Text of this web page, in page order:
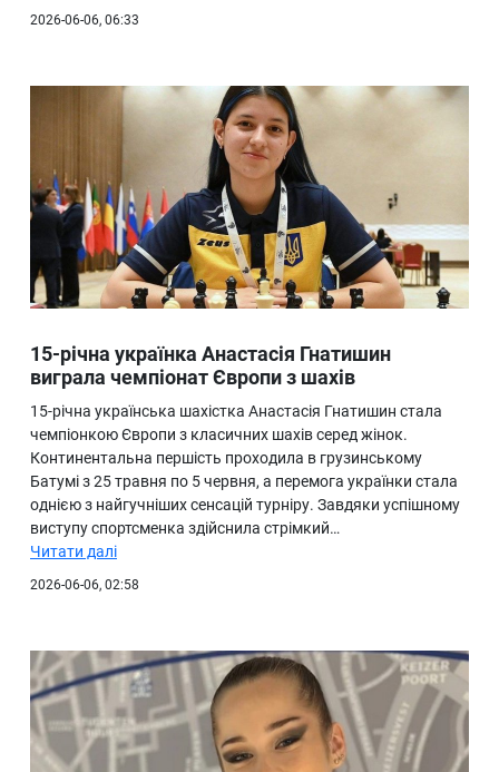
2026-06-06, 06:33
15-річна українка Анастасія Гнатишин
виграла чемпіонат Європи з шахів
15-річна українська шахістка Анастасія Гнатишин стала
чемпіонкою Європи з класичних шахів серед жінок.
Континентальна першість проходила в грузинському
Батумі з 25 травня по 5 червня, а перемога українки стала
однією з найгучніших сенсацій турніру. Завдяки успішному
виступу спортсменка здійснила стрімкий…
Читати далі
2026-06-06, 02:58